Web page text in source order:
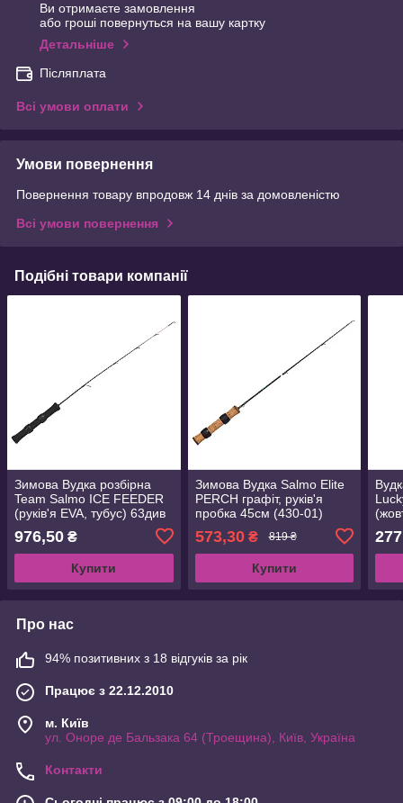
Ви отримаєте замовлення
або гроші повернуться на вашу картку
Детальніше
Післяплата
Всі умови оплати
Умови повернення
Повернення товару впродовж 14 днів за домовленістю
Всі умови повернення
Подібні товари компанії
Зимова Вудка розбірна
Team Salmo ICE FEEDER
(руків'я EVA, тубус) 63див
976,50 ₴
Купити
Зимова Вудка Salmo Elite
PERCH графіт, руків'я
пробка 45см (430-01)
573,30₴ 819 ₴
Купити
Про нас
94% позитивних з 18 відгуків за рік
Працює з 22.12.2010
м. Київ
ул. Оноре де Бальзака 64 (Троещина), Київ, Україна
Контакти